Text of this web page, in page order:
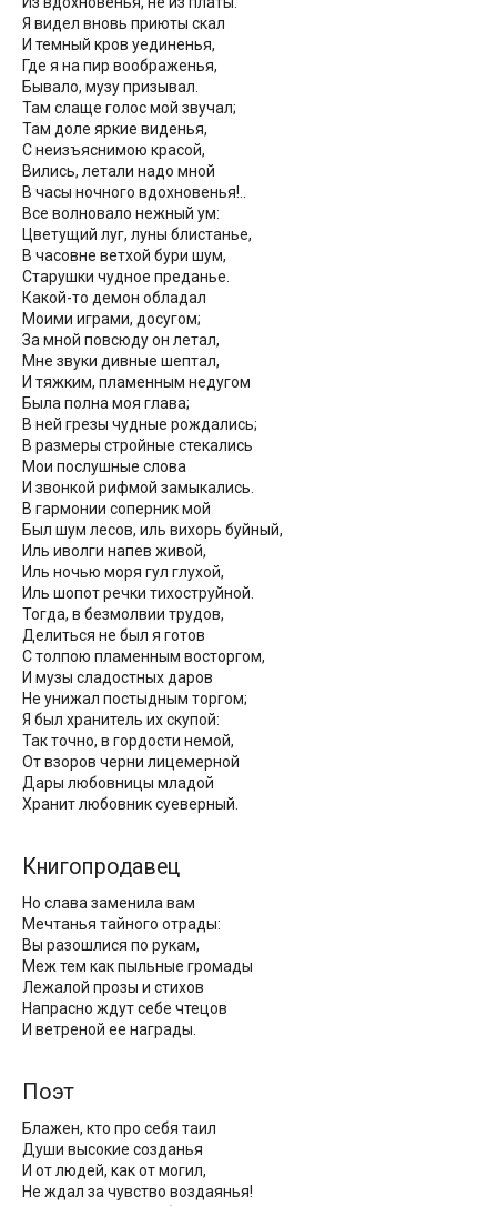
Я видел вновь приюты скал
И темный кров уединенья,
Где я на пир воображенья,
Бывало, музу призывал.
Там слаще голос мой звучал;
Там доле яркие виденья,
С неизъяснимою красой,
Вились, летали надо мной
В часы ночного вдохновенья!..
Все волновало нежный ум:
Цветущий луг, луны блистанье,
В часовне ветхой бури шум,
Старушки чудное преданье.
Какой-то демон обладал
Моими играми, досугом;
За мной повсюду он летал,
Мне звуки дивные шептал,
И тяжким, пламенным недугом
Была полна моя глава;
В ней грезы чудные рождались;
В размеры стройные стекались
Мои послушные слова
И звонкой рифмой замыкались.
В гармонии соперник мой
Был шум лесов, иль вихорь буйный,
Иль иволги напев живой,
Иль ночью моря гул глухой,
Иль шопот речки тихоструйной.
Тогда, в безмолвии трудов,
Делиться не был я готов
С толпою пламенным восторгом,
И музы сладостных даров
Не унижал постыдным торгом;
Я был хранитель их скупой:
Так точно, в гордости немой,
От взоров черни лицемерной
Дары любовницы младой
Хранит любовник суеверный.
Книгопродавец
Но слава заменила вам
Мечтанья тайного отрады:
Вы разошлися по рукам,
Меж тем как пыльные громады
Лежалой прозы и стихов
Напрасно ждут себе чтецов
И ветреной ее награды.
Поэт
Блажен, кто про себя таил
Души высокие созданья
И от людей, как от могил,
Не ждал за чувство воздаянья!